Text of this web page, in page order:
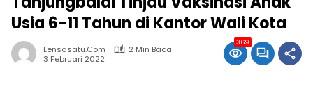
Usia 6-11 Tahun di Kantor Wali Kota
Lensasatu.com
2 Min Baca
3 Februari 2022
369